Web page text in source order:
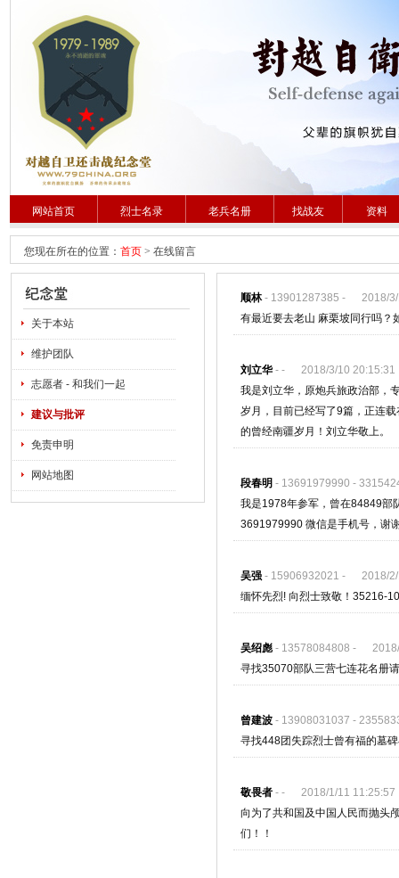
网站首页 烈士名录 老兵名册 找战友 资料
您现在所在的位置： 首页> 在线留言
关于本站
维护团队
志愿者 - 和我们一起
建议与批评
免责申明
网站地图
顺林- 13901287385 - 2018/3/
有最近要去老山 麻栗坡同行吗
刘立华- - 2018/3/10 20:15:31
我是刘立华，原炮兵旅政治部，
岁月，目前已经写了9篇，正连
的曾经南疆岁月！刘立华敬上。
段春明 - 13691979990 -
我是1978年参军，曾在84849部
3691979990 微信是手机号，谢
吴强- 15906932021 - 2018/2/
缅怀先烈! 向烈士致敬！35216-
吴绍彪- 13578084808 - 2018/
寻找35070部队三营七连花名册
曾建波- 13908031037 -
寻找448团失踪烈士曾有福的墓
敬畏者- - 2018/1/11 11:25:57
向为了共和国及中国人民而抛头
们！！